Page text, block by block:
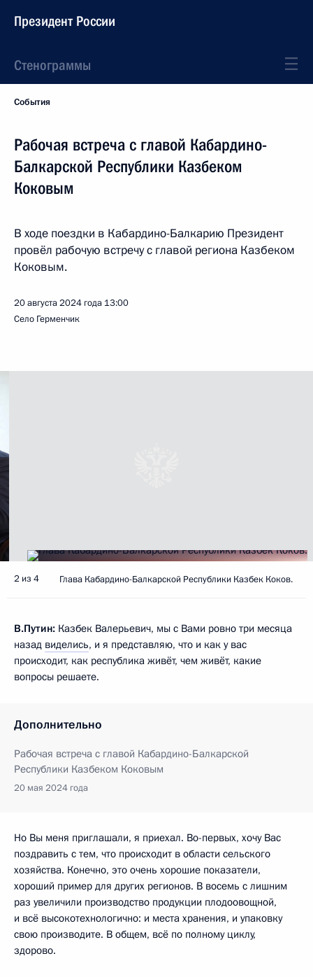
Президент России
Стенограммы
События
Рабочая встреча с главой Кабардино-
Балкарской Республики Казбеком
Коковым
В ходе поездки в Кабардино-Балкарию Президент
провёл рабочую встречу с главой региона Казбеком
Коковым.
20 августа 2024 года 13:00
Село Герменчик
2 из 4 Глава Кабардино-Балкарской Республики Казбек Коков.
В.Путин: Казбек Валерьевич, мы с Вами ровно три месяца
назад виделись, и я представляю, что и как у вас
происходит, как республика живёт, чем живёт, какие
вопросы решаете.
Дополнительно
Рабочая встреча с главой Кабардино-Балкарской
Республики Казбеком Коковым
20 мая 2024 года
Но Вы меня приглашали, я приехал. Во-первых, хочу Вас
поздравить с тем, что происходит в области сельского
хозяйства. Конечно, это очень хорошие показатели,
хороший пример для других регионов. В восемь с лишним
раз увеличили производство продукции плодоовощной,
и всё высокотехнологично: и места хранения, и упаковку
свою производите. В общем, всё по полному циклу,
здорово.